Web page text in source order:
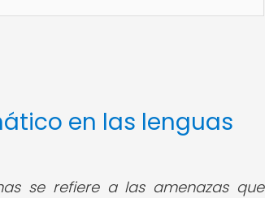
en las lenguas
se refiere a las amenazas que